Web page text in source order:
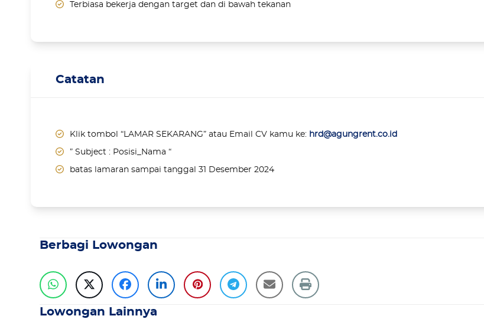
Terbiasa bekerja dengan target dan di bawah tekanan
Catatan
Klik tombol “LAMAR SEKARANG” atau Email CV kamu ke: hrd@agungrent.co.id
” Subject : Posisi_Nama “
batas lamaran sampai tanggal 31 Desember 2024
Berbagi Lowongan
Lowongan Lainnya